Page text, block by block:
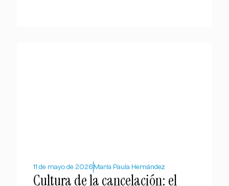
11 de mayo de 2026 María Paula Hernández
Cultura de la cancelación: el